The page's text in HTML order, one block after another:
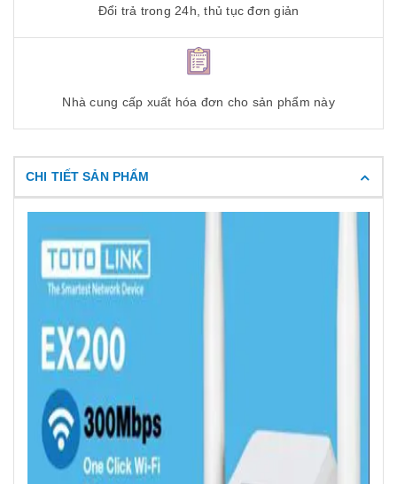
Đổi trả trong 24h, thủ tục đơn giản
Nhà cung cấp xuất hóa đơn cho sản phẩm này
CHI TIẾT SẢN PHẨM